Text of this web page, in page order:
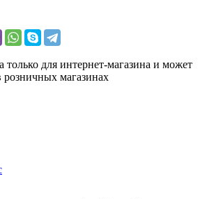
только для интернет-магазина и может
розничных магазинах